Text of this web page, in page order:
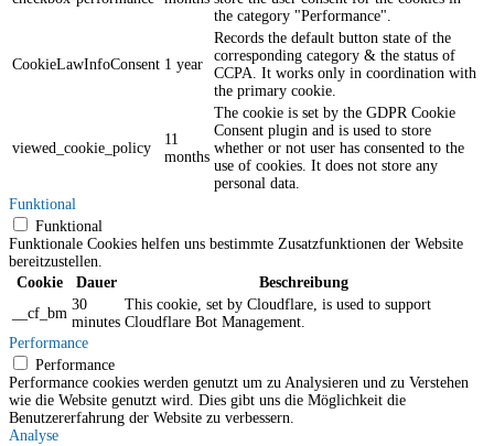
the category "Performance".
CookieLawInfoConsent 1 year
Records the default button state of the
corresponding category & the status of
CCPA. It works only in coordination with
the primary cookie.
viewed_cookie_policy
11
months
The cookie is set by the GDPR Cookie
Consent plugin and is used to store
whether or not user has consented to the
use of cookies. It does not store any
personal data.
Funktional
Funktional
Funktionale Cookies helfen uns bestimmte Zusatzfunktionen der Website
bereitzustellen.
Cookie
Dauer
Beschreibung
__cf_bm
30
minutes
This cookie, set by Cloudflare, is used to support
Cloudflare Bot Management.
Performance
Performance
Performance cookies werden genutzt um zu Analysieren und zu Verstehen
wie die Website genutzt wird. Dies gibt uns die Möglichkeit die
Benutzererfahrung der Website zu verbessern.
Analyse